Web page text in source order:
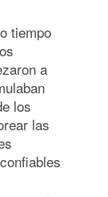
tiempo
a
los
las